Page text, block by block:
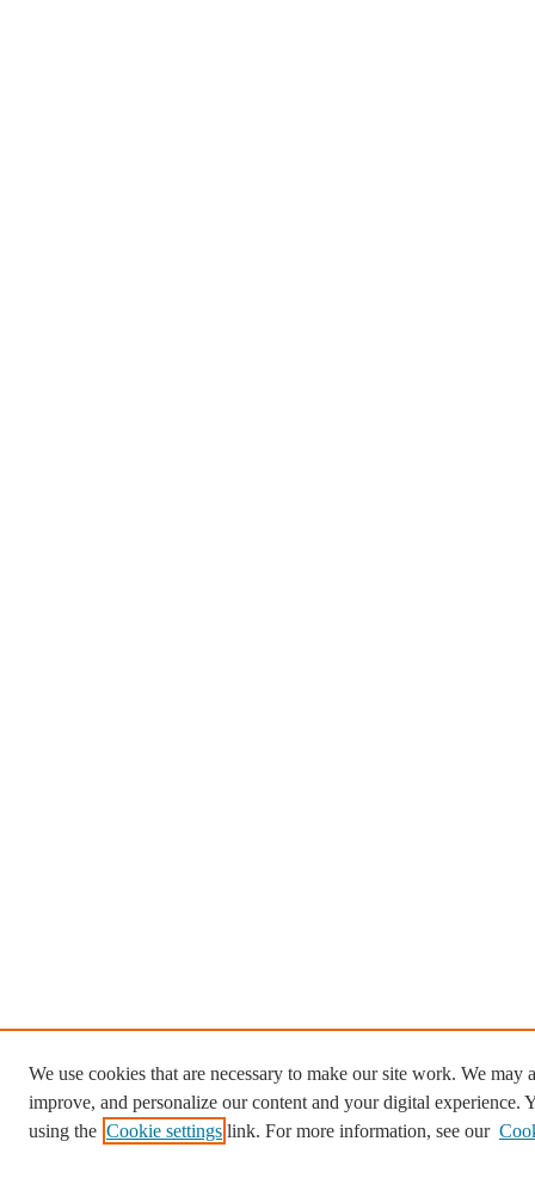
We use cookies that are necessary to make our site work. We may
improve, and personalize our content and your digital experience.
using the Cookie settings link. For more information, see our